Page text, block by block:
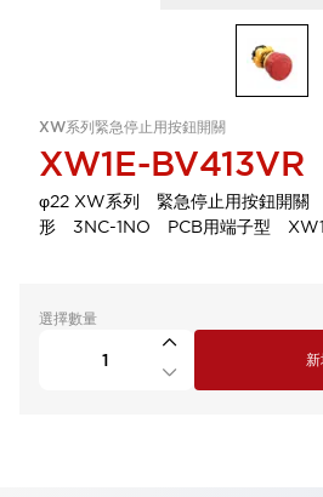
XW系列緊急停止用按鈕開關
XW1E-BV413VR
φ22 XW系列 緊急停止用按鈕開
形 3NC-1NO PCB用端子型
選擇數量